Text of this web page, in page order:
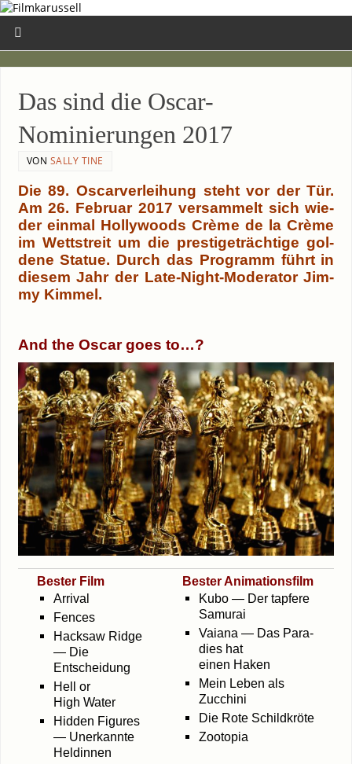
Das sind die Oscar-
Nominierungen 2017
VON SALLY TINE
Die 89. Oscar­ver­lei­hung steht vor der Tür.
Am 26. Febru­ar 2017 ver­sam­melt sich wie­
der ein­mal Hol­ly­woods Crè­me de la Crè­me
im Wett­streit um die pres­ti­ge­träch­ti­ge gol­
de­ne Sta­tue. Durch das Pro­gramm führt in
die­sem Jahr der Late-Night-Moderator Jim­
my Kim­mel.
And the Oscar goes to…?
Bes­ter Film
Arri­val
Fen­ces
Hack­saw Ridge
— Die
Entscheidung
Hell or
High Water
Hid­den Figu­res
— Uner­kann­te
Heldinnen
Bes­ter Animationsfilm
Kubo — Der tap­fe­re
Samurai
Vai­a­na — Das Para­
dies hat
einen Haken
Mein Leben als
Zucchini
Die Rote Schildkröte
Zoo­to­pia